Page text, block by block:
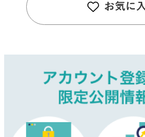
お気に